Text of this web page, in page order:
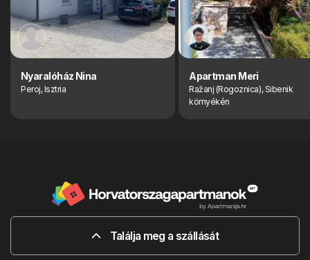
Nyaralóház Nina
Peroj, Isztria
Apartman Meri
Ražanj (Rogoznica), Sibenik
környékén
Találja meg a szállását